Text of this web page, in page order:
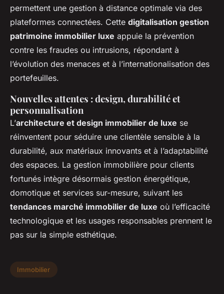
permettent une gestion à distance optimale via des
plateformes connectées. Cette digitalisation gestion
patrimoine immobilier luxe appuie la prévention
contre les fraudes ou intrusions, répondant à
l’évolution des menaces et à l’internationalisation des
portefeuilles.
Nouvelles attentes : design, durabilité et
personnalisation
L’architecture et design immobilier de luxe se
réinventent pour séduire une clientèle sensible à la
durabilité, aux matériaux innovants et à l’adaptabilité
des espaces. La gestion immobilière pour clients
fortunés intègre désormais gestion énergétique,
domotique et services sur-mesure, suivant les
tendances marché immobilier de luxe où l’efficacité
technologique et les usages responsables prennent le
pas sur la simple esthétique.
Immobilier